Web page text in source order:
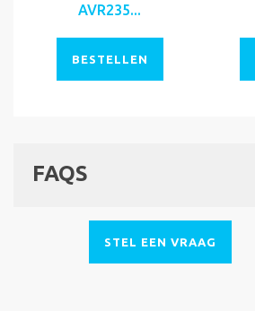
AVR235...
BESTELLEN
FAQS
STEL EEN VRAAG